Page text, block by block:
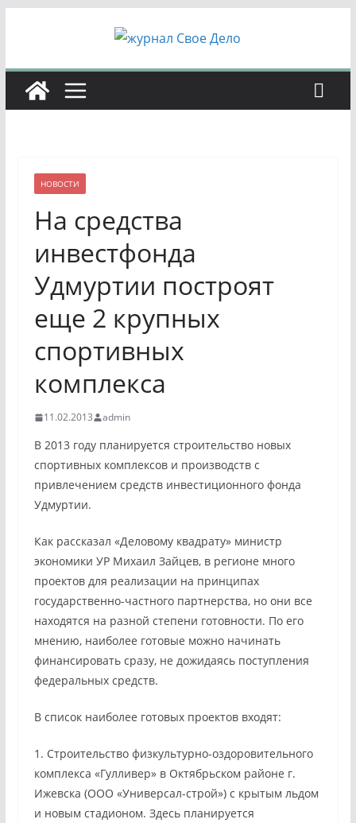
НОВОСТИ
На средства
инвестфонда
Удмуртии построят
еще 2 крупных
спортивных
комплекса
11.02.2013 admin
В 2013 году планируется строительство новых
спортивных комплексов и производств с
привлечением средств инвестиционного фонда
Удмуртии.
Как рассказал «Деловому квадрату» министр
экономики УР Михаил Зайцев, в регионе много
проектов для реализации на принципах
государственно-частного партнерства, но они все
находятся на разной степени готовности. По его
мнению, наиболее готовые можно начинать
финансировать сразу, не дожидаясь поступления
федеральных средств.
В список наиболее готовых проектов входят:
1. Строительство физкультурно-оздоровительного
комплекса «Гулливер» в Октябрьском районе г.
Ижевска (ООО «Универсал-строй») с крытым льдом
и новым стадионом. Здесь планируется